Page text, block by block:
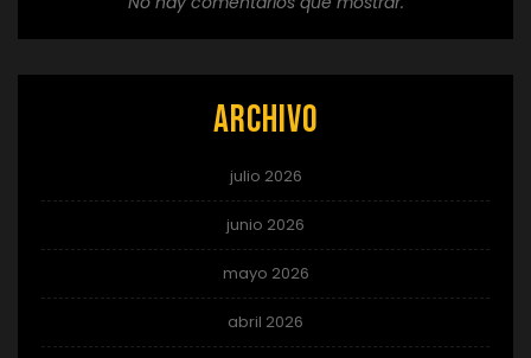
Archivo
julio 2026
junio 2026
mayo 2026
abril 2026